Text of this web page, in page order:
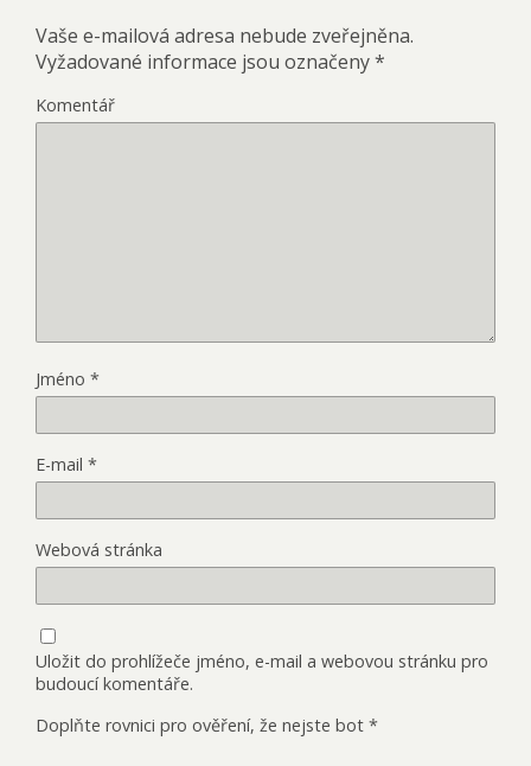
Vaše e-mailová adresa nebude zveřejněna.
Vyžadované informace jsou označeny*
Komentář
Jméno *
E-mail *
Webová stránka
Uložit do prohlížeče jméno, e-mail a webovou stránku pro
budoucí komentáře.
Doplňte rovnici pro ověření, že nejste bot *